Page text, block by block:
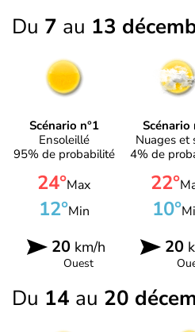
Du 7 au 13
Scénario n°1
Ensoleillé
95% de probabilité
24°Max
12°Min
20km/h
Ouest
Scénario
Nuages et
4% de
22°
10°
20
Du 14 au 20